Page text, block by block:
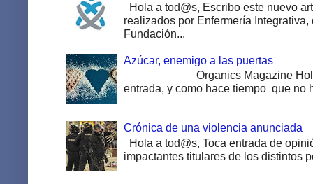
Hola a tod@s, Escribo este nuevo
realizados por Enfermería
Fundación...
Azúcar, enemigo a las puertas
Organics Magazine Hola a
entrada, y como hace tiempo que no
Crónica de una violencia anunciada
Hola a tod@s, Toca entrada de
impactantes titulares de los distintos